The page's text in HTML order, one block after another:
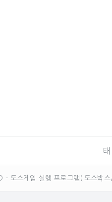
– 도스게임 실행 프로그램( 도스박